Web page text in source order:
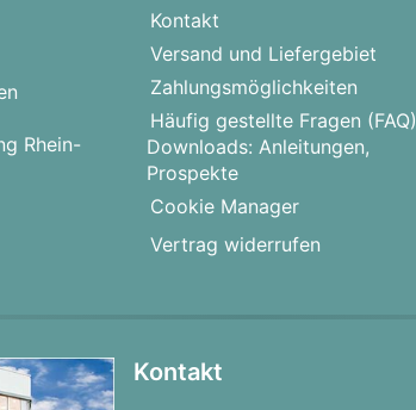
Akkorden
Rhein-
Kontakt
Versand und Liefergebiet
Zahlungsmöglichkeiten
Häufig gestellte Fragen (FAQ)
Downloads: Anleitungen,
Prospekte
Cookie Manager
Vertrag widerrufen
Kontakt